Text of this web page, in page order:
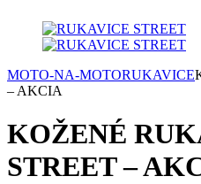
MOTO-NA-MOTORUKAVICE
– AKCIA
KOŽENÉ
STREET –